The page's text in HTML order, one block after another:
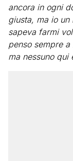
ancora in ogni
giusta, ma io un
sapeva farmi
penso sempre
ma nessuno qui